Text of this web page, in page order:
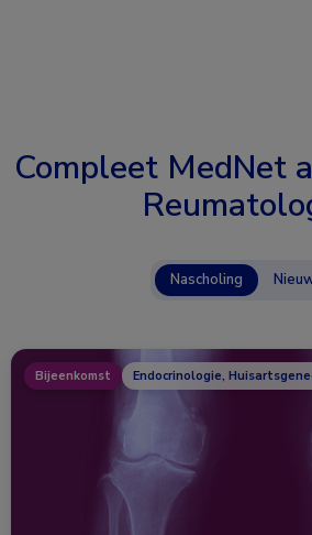
Compleet MedNet
Nascholing
Bijeenkomst Endocrinologie,